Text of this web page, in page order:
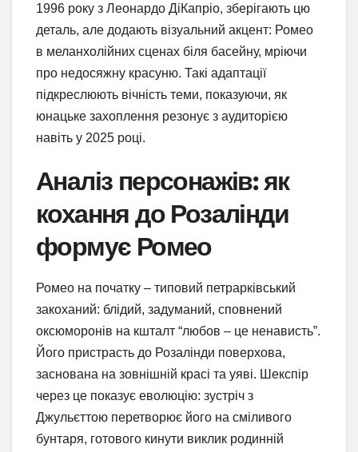
1996 року з Леонардо ДіКапріо, зберігають цю
деталь, але додають візуальний акцент: Ромео
в меланхолійних сценах біля басейну, мріючи
про недосяжну красуню. Такі адаптації
підкреслюють вічність теми, показуючи, як
юнацьке захоплення резонує з аудиторією
навіть у 2025 році.
Аналіз персонажів: як
кохання до Розалінди
формує Ромео
Ромео на початку – типовий петрарківський
закоханий: блідий, задуманий, сповнений
оксюморонів на кшталт “любов – це ненависть”.
Його пристрасть до Розалінди поверхова,
заснована на зовнішній красі та уяві. Шекспір
через це показує еволюцію: зустріч з
Джульєттою перетворює його на сміливого
бунтаря, готового кинути виклик родинній